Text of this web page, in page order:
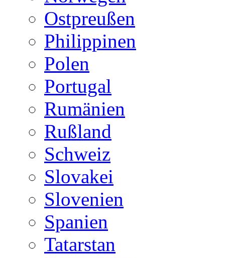
Ostpreußen
Philippinen
Polen
Portugal
Rumänien
Rußland
Schweiz
Slovakei
Slovenien
Spanien
Tatarstan